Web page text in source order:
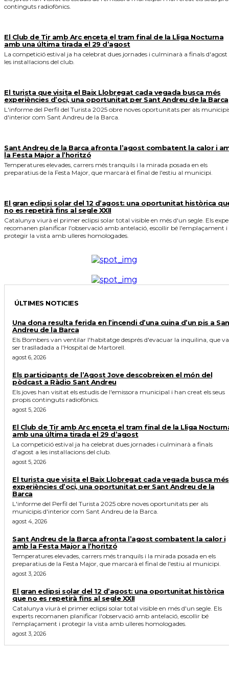
continguts radiofònics.
El Club de Tir amb Arc enceta el tram final de la Lliga Nocturna
amb una última tirada el 29 d’agost
La competició estival ja ha celebrat dues jornades i culminarà a finals d'agost
les instal·lacions del club.
El turista que visita el Baix Llobregat cada vegada busca més
experiències d’oci, una oportunitat per Sant Andreu de la Barca
L'informe del Perfil del Turista 2025 obre noves oportunitats per als
d'interior com Sant Andreu de la Barca.
Sant Andreu de la Barca afronta l’agost combatent la calor i
la Festa Major a l’horitzó
Temperatures elevades, carrers més tranquils i la mirada posada en els
preparatius de la Festa Major, que marcarà el final de l'estiu al municipi.
El gran eclipsi solar del 12 d’agost: una oportunitat històrica
no es repetirà fins al segle XXII
Catalunya viurà el primer eclipsi solar total visible en més d'un segle. Els
recomanen planificar l'observació amb antelació, escollir bé l'emplaçament i
protegir la vista amb ulleres homologades.
ÚLTIMES NOTICIES
Una dona resulta ferida en l’incendi d’una cuina d’un pis a
Andreu de la Barca
Els Bombers van ventilar l'habitatge després d'evacuar la inquilina, que va
ser traslladada a l'Hospital de Martorell.
agost 6, 2026
Els participants de l’Agost Jove descobreixen el món del
pòdcast a Ràdio Sant Andreu
Els joves han visitat els estudis de l'emissora municipal i han creat els seus
propis continguts radiofònics.
agost 5, 2026
El Club de Tir amb Arc enceta el tram final de la Lliga
amb una última tirada el 29 d’agost
La competició estival ja ha celebrat dues jornades i culminarà a finals
d'agost a les instal·lacions del club.
agost 5, 2026
El turista que visita el Baix Llobregat cada vegada busca més
experiències d’oci, una oportunitat per Sant Andreu de la
Barca
L'informe del Perfil del Turista 2025 obre noves oportunitats per als
municipis d'interior com Sant Andreu de la Barca.
agost 4, 2026
Sant Andreu de la Barca afronta l’agost combatent la calor i
amb la Festa Major a l’horitzó
Temperatures elevades, carrers més tranquils i la mirada posada en els
preparatius de la Festa Major, que marcarà el final de l'estiu al municipi.
agost 3, 2026
El gran eclipsi solar del 12 d’agost: una oportunitat històrica
que no es repetirà fins al segle XXII
Catalunya viurà el primer eclipsi solar total visible en més d'un segle. Els
experts recomanen planificar l'observació amb antelació, escollir bé
l'emplaçament i protegir la vista amb ulleres homologades.
agost 3, 2026